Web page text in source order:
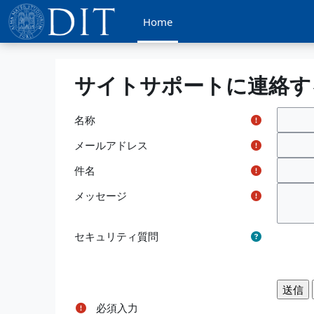
メインコンテンツへスキップする
Home
サイトサポートに連絡
名称
メールアドレス
件名
メッセージ
セキュリティ質問
必須入力